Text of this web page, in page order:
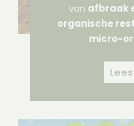
van afbraak
organische
micro-